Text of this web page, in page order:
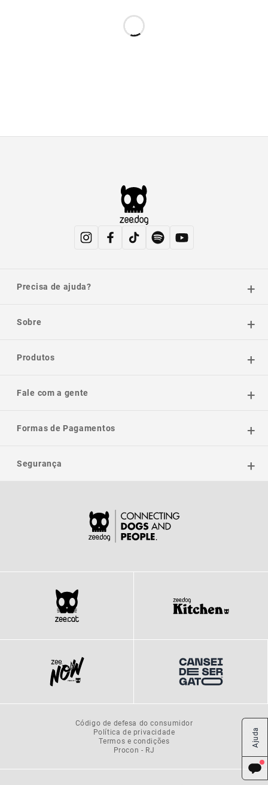
Precisa de ajuda?
Sobre
Produtos
Fale com a gente
Formas de Pagamentos
Segurança
Código de defesa do consumidor
Política de privacidade
Termos e condições
Procon - RJ
Ajuda